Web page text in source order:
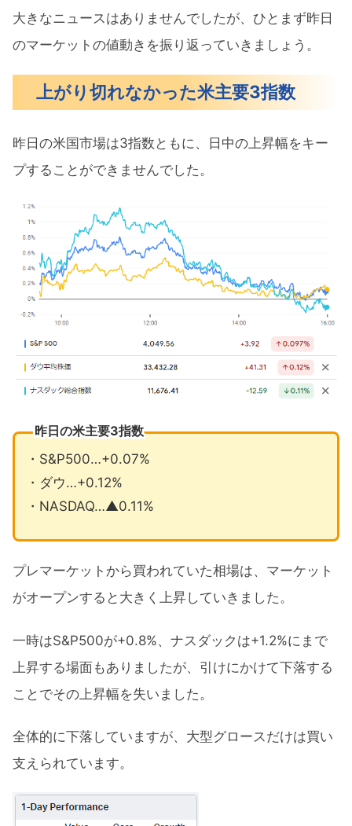
3月の注目イベントについて
まとめ
大きなニュースはありませんでしたが、ひとまず昨日
のマーケットの値動きを振り返っていきましょう。
上がり切れなかった米主要3指数
昨日の米国市場は3指数ともに、日中の上昇幅をキー
プすることができませんでした。
昨日の米主要3指数
・S&P500…+0.07%
・ダウ…+0.12%
・NASDAQ…▲0.11%
プレマーケットから買われていた相場は、マーケット
がオープンすると大きく上昇していきました。
一時はS&P500が+0.8%、ナスダックは+1.2%にまで
上昇する場面もありましたが、引けにかけて下落する
ことでその上昇幅を失いました。
全体的に下落していますが、大型グロースだけは買い
支えられています。